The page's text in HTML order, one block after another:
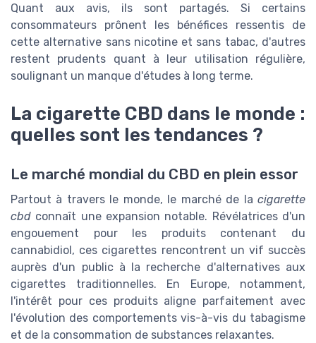
Quant aux avis, ils sont partagés. Si certains
consommateurs prônent les bénéfices ressentis de
cette alternative sans nicotine et sans tabac, d'autres
restent prudents quant à leur utilisation régulière,
soulignant un manque d'études à long terme.
La cigarette CBD dans le monde :
quelles sont les tendances ?
Le marché mondial du CBD en plein essor
Partout à travers le monde, le marché de la cigarette
cbd connaît une expansion notable. Révélatrices d'un
engouement pour les produits contenant du
cannabidiol, ces cigarettes rencontrent un vif succès
auprès d'un public à la recherche d'alternatives aux
cigarettes traditionnelles. En Europe, notamment,
l'intérêt pour ces produits aligne parfaitement avec
l'évolution des comportements vis-à-vis du tabagisme
et de la consommation de substances relaxantes.